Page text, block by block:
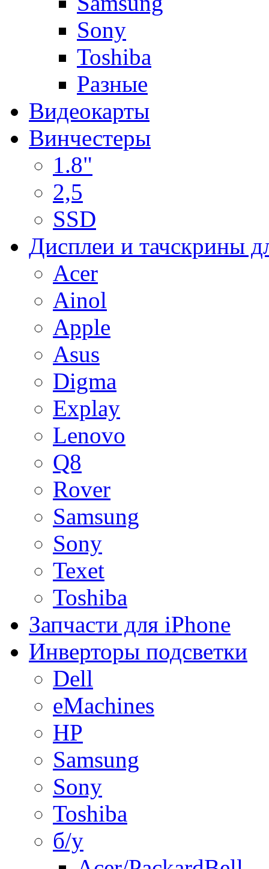
Sony
Toshiba
Разные
Видеокарты
Винчестеры
1.8"
2,5
SSD
Дисплеи и тачскрины
Acer
Ainol
Apple
Asus
Digma
Explay
Lenovo
Q8
Rover
Samsung
Sony
Texet
Toshiba
Запчасти для iPhone
Инверторы подсветки
Dell
eMachines
HP
Samsung
Sony
Toshiba
б/у